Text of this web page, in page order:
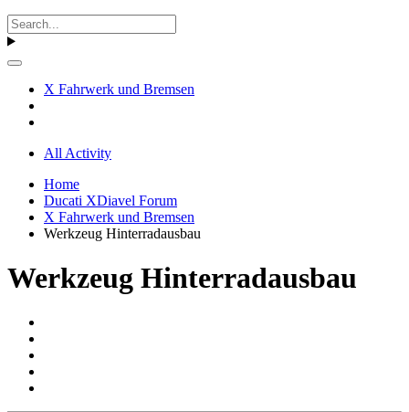
X Fahrwerk und Bremsen
All Activity
Home
Ducati XDiavel Forum
X Fahrwerk und Bremsen
Werkzeug Hinterradausbau
Werkzeug Hinterradausbau